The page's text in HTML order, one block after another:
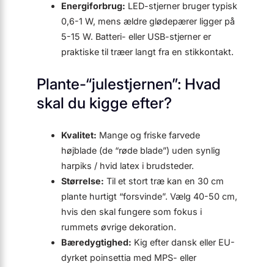
Energiforbrug: LED-stjerner bruger typisk
0,6-1 W, mens ældre glødepærer ligger på
5-15 W. Batteri- eller USB-stjerner er
praktiske til træer langt fra en stikkontakt.
Plante-“julestjernen”: Hvad
skal du kigge efter?
Kvalitet: Mange og friske farvede
højblade (de “røde blade”) uden synlig
harpiks / hvid latex i brudsteder.
Størrelse: Til et stort træ kan en 30 cm
plante hurtigt “forsvinde”. Vælg 40-50 cm,
hvis den skal fungere som fokus i
rummets øvrige dekoration.
Bæredygtighed: Kig efter dansk eller EU-
dyrket poinsettia med MPS- eller